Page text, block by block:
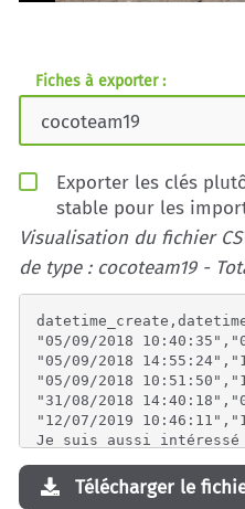
Fiches à exporter :
Exporter les clés
stable pour les
Visualisation du fichier
de type : cocoteam19 -
"05/09/2018
"05/09/2018
"05/09/2018
"31/08/2018
"12/07/2019
Je suis aussi intéressé
"07/09/2018
Développer la
Télécharger le